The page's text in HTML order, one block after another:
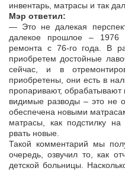
инвентарь, матрасы и так
Мэр ответил:
— Это не далекая
далекое прошлое – 1976
ремонта с 76-го года. В
приобретем достойные
сейчас, и в
приобретены, они есть в
пропаривают, обрабатывают
видимые разводы – это не
обеспечена новыми
матрасы, как подстилку
рвать новые.
Такой комментарий мы
очередь, озвучил то, как
детской больницы.